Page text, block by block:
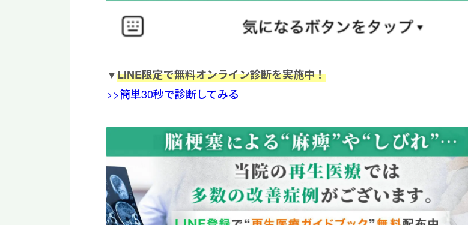
▼LINE限定で無料オンライン診断を実施中！
>>簡単30秒で診断してみる